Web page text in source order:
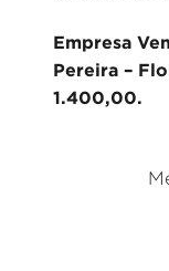
Empresa
Pereira –
1.400,00.